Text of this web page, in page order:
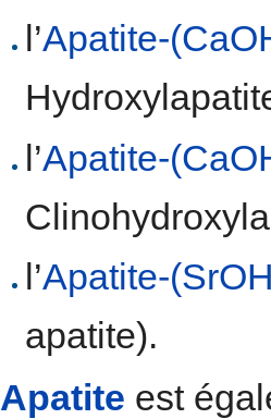
l’Apatite-
l’Apatite-
l’Apatite-
apatite).
Apatite est